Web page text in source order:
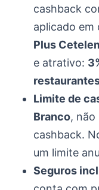
cashback
aplicado em
Plus
e atrativo:
Limite de
Branco,
cashback.
um limite
Seguros